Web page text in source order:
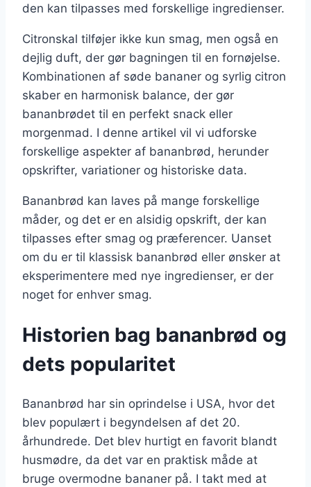
den kan tilpasses med forskellige ingredienser.
Citronskal tilføjer ikke kun smag, men også en
dejlig duft, der gør bagningen til en fornøjelse.
Kombinationen af søde bananer og syrlig citron
skaber en harmonisk balance, der gør
bananbrødet til en perfekt snack eller
morgenmad. I denne artikel vil vi udforske
forskellige aspekter af bananbrød, herunder
opskrifter, variationer og historiske data.
Bananbrød kan laves på mange forskellige
måder, og det er en alsidig opskrift, der kan
tilpasses efter smag og præferencer. Uanset
om du er til klassisk bananbrød eller ønsker at
eksperimentere med nye ingredienser, er der
noget for enhver smag.
Historien bag bananbrød og
dets popularitet
Bananbrød har sin oprindelse i USA, hvor det
blev populært i begyndelsen af det 20.
århundrede. Det blev hurtigt en favorit blandt
husmødre, da det var en praktisk måde at
bruge overmodne bananer på. I takt med at